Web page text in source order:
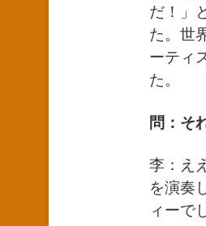
だ！」
た。世
ーティ
た。
問：そ
李：え
を演奏
ィーで